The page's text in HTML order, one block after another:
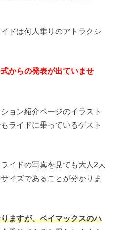
ドは何人乗りのアトラクシ
からの発表が出ていませ
ョン紹介ページのイラスト
ライドに乗っているゲスト
イドの写真を見ても大人2人
イズであることが分かりま
ますが、ベイマックスのハ